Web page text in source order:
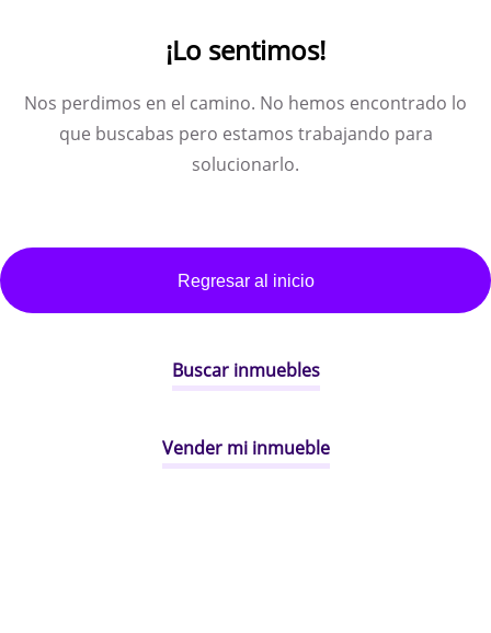
¡Lo sentimos!
Nos perdimos en el camino. No hemos encontrado lo
que buscabas pero estamos trabajando para
solucionarlo.
Regresar al inicio
Buscar inmuebles
Vender mi inmueble